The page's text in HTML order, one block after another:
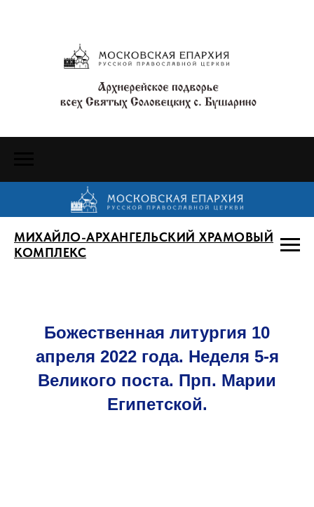
МИХАЙЛО-АРХАНГЕЛЬСКИЙ ХРАМОВЫЙ
КОМПЛЕКС
Божественная литургия 10
апреля 2022 года. Неделя 5-я
Великого поста. Прп. Марии
Египетской.